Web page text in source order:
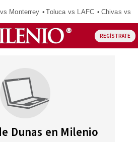
Monterrey Toluca vs LAFC Chivas vs
REGÍSTRATE
Dunas en Milenio